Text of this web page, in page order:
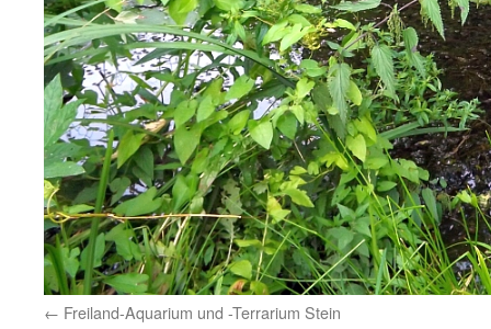
Freiland-Aquarium und -Terrarium Stein